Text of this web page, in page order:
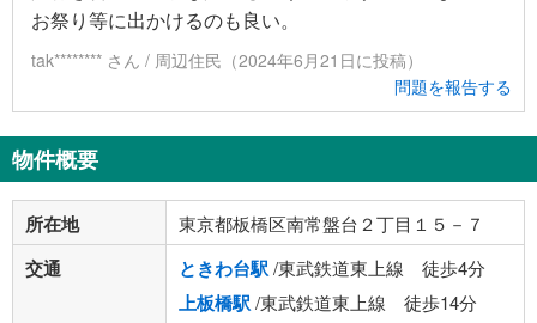
お祭り等に出かけるのも良い。
tak******** さん / 周辺住民（2024年6月21日に投稿）
問題を報告する
物件概要
所在地 東京都板橋区南常盤台２丁目１５－７
交通 ときわ台駅/東武鉄道東上線 徒歩4分
上板橋駅/東武鉄道東上線 徒歩14分